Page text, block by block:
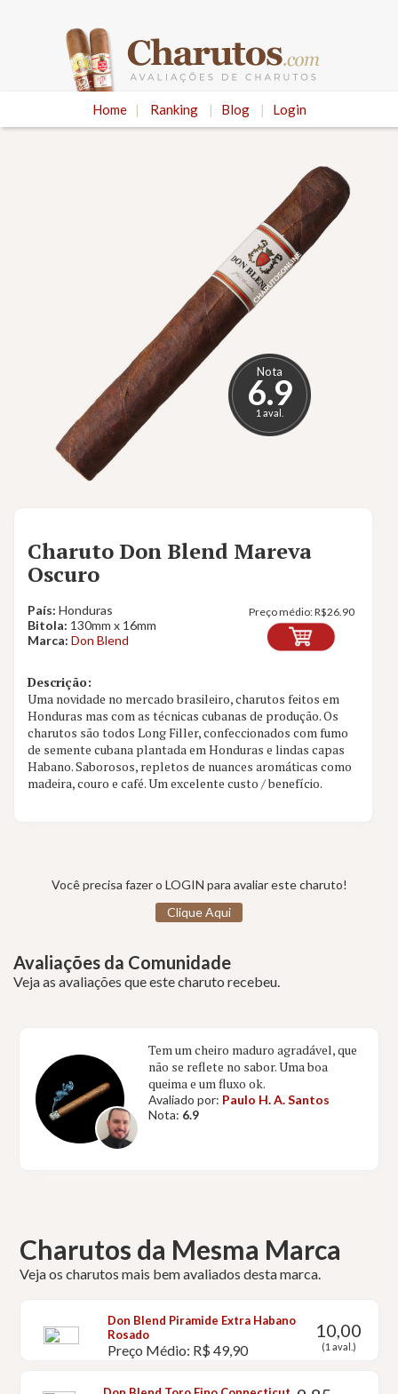
Home | Ranking | Blog | Login
Nota
6.9
1 aval.
Charuto Don Blend Mareva
Oscuro
País: Honduras
Bitola: 130mm x 16mm
Marca: Don Blend
Preço médio:R$26.90
Descrição:
Uma novidade no mercado brasileiro, charutos feitos em
Honduras mas com as técnicas cubanas de produção. Os
charutos são todos Long Filler, confeccionados com fumo
de semente cubana plantada em Honduras e lindas capas
Habano. Saborosos, repletos de nuances aromáticas como
madeira, couro e café. Um excelente custo / benefício.
Você precisa fazer o LOGIN para avaliar este charuto!
Clique Aqui
Avaliações da Comunidade
Veja as avaliações que este charuto recebeu.
Tem um cheiro maduro agradável, que
não se reflete no sabor. Uma boa
queima e um fluxo ok.
Avaliado por: Paulo H. A. Santos
Nota: 6.9
Charutos da Mesma Marca
Veja os charutos mais bem avaliados desta marca.
Don Blend Piramide Extra Habano
Rosado
Preço Médio: R$ 49,90
10,00
(1 aval.)